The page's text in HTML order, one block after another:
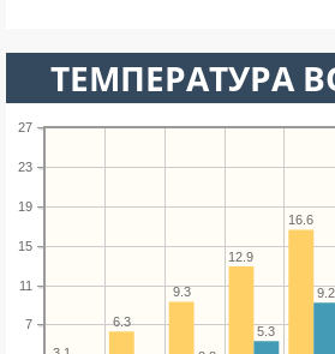
ТЕМПЕРАТУРА
7
11
15
19
23
27
16.6
12.9
9.3
6.3
9.2
5.3